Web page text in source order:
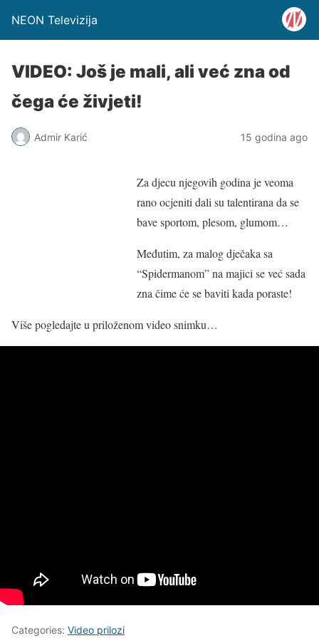
NEON Televizija
VIDEO: Još je mali, ali već zna od
čega će živjeti!
Admir Karić 15 godina ago
Za djecu njegovih godina je veoma
rano ocjeniti dali su talentirana da se
bave sportom, plesom, glumom…
Međutim, za malog dječaka sa
“Spidermanom” na majici se već sada
zna čime će se baviti kada poraste!
Više pogledajte u priloženom video snimku…
Categories: Video prilozi